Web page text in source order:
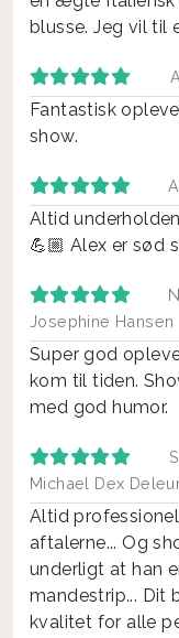
blusse. Jeg vil til
Fantastisk
show.
Altid
💪🏼 Alex er sød
Josephine Hansen
Super god
kom til tiden.
med god humor.
Michael Dex
Altid
aftalerne... Og
underligt at han
mandestrip... Dit
kvalitet for alle